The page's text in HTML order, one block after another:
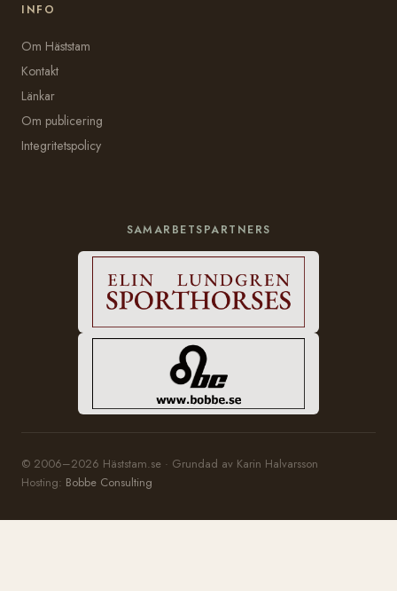
INFO
Om Häststam
Kontakt
Länkar
Om publicering
Integritetspolicy
SAMARBETSPARTNERS
© 2006–2026 Häststam.se · Grundad av Karin Halvarsson
Hosting: Bobbe Consulting